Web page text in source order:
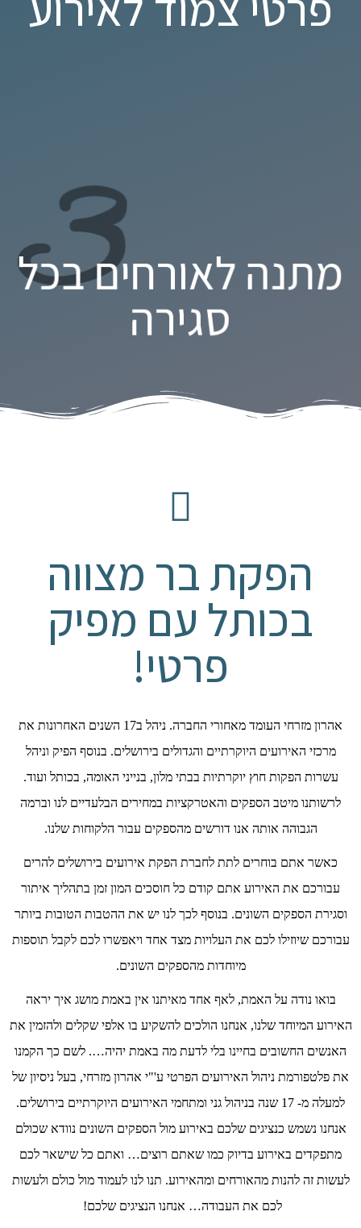
3
מתנה לאורחים בכל
סגירה
הפקת בר מצווה
בכותל עם מפיק
פרטי!
אהרון מזרחי העומד מאחורי החברה. ניהל ב17 השנים האחרונות את
מרכזי האירועים היוקרתיים והגדולים בירושלים. בנוסף הפיק וניהל
עשרות הפקות חוץ יוקרתיות בבתי מלון, בנייני האומה, בכותל ועוד.
לרשותנו מיטב הספקים והאטרקציות במחירים הבלעדיים לנו וברמה
הגבוהה אותה אנו דורשים מהספקים עבור הלקוחות שלנו.
כאשר אתם בוחרים לתת לחברת הפקת אירועים בירושלים להרים
עבורכם את האירוע אתם קודם כל חוסכים המון זמן בתהליך איתור
וסגירת הספקים השונים. בנוסף לכך לנו יש את ההטבות הטובות ביותר
עבורכם שיוזילו לכם את העלויות מצד אחד ויאפשרו לכם לקבל תוספות
מיוחדות מהספקים השונים.
בואו נודה על האמת, לאף אחד מאיתנו אין באמת מושג איך יראה
האירוע המיוחד שלנו, אנחנו הולכים להשקיע בו אלפי שקלים ולהזמין את
האנשים החשובים בחיינו בלי לדעת מה באמת יהיה…. לשם כך הקמנו
את פלטפורמת ניהול האירועים הפרטי ע'"י אהרון מזרחי, בעל ניסיון של
למעלה מ- 17 שנה בניהול גני ומתחמי האירועים היוקרתיים בירושלים.
אנחנו נשמש כנציגים שלכם באירוע מול הספקים השונים נוודא שכולם
מתפקדים באירוע בדיוק כמו שאתם רוצים… ואתם כל שישאר לכם
לעשות זה להנות מהאורחים ומהאירוע. תנו לנו לעמוד מול כולם ולעשות
לכם את העבודה… אנחנו הנציגים שלכם!